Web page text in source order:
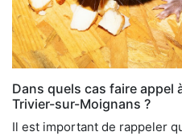
Dans quels cas faire appel
Trivier-sur-Moignans ?
Il est important de rappeler